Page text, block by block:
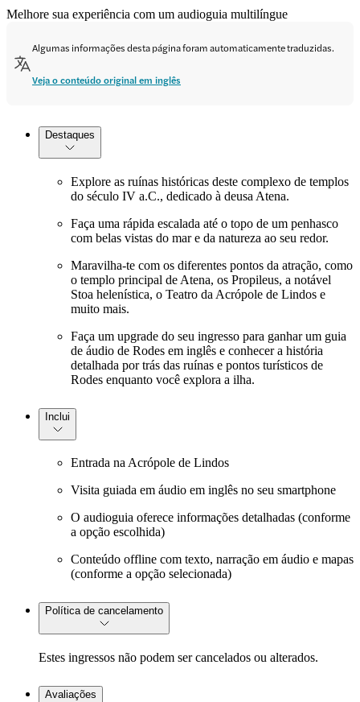
Melhore sua experiência com um audioguia multilíngue
Algumas informações desta página foram automaticamente traduzidas.
Veja o conteúdo original em inglês
Destaques
Explore as ruínas históricas deste complexo de templos
do século IV a.C., dedicado à deusa Atena.
Faça uma rápida escalada até o topo de um penhasco
com belas vistas do mar e da natureza ao seu redor.
Maravilha-te com os diferentes pontos da atração, como
o templo principal de Atena, os Propileus, a notável
Stoa helenística, o Teatro da Acrópole de Lindos e
muito mais.
Faça um upgrade do seu ingresso para ganhar um guia
de áudio de Rodes em inglês e conhecer a história
detalhada por trás das ruínas e pontos turísticos de
Rodes enquanto você explora a ilha.
Inclui
Entrada na Acrópole de Lindos
Visita guiada em áudio em inglês no seu smartphone
O audioguia oferece informações detalhadas (conforme
a opção escolhida)
Conteúdo offline com texto, narração em áudio e mapas
(conforme a opção selecionada)
Política de cancelamento
Estes ingressos não podem ser cancelados ou alterados.
Avaliações